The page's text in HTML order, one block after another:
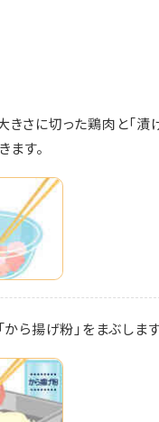
きさに切った鶏肉と「漬
ます。
から揚げ粉」をまぶします